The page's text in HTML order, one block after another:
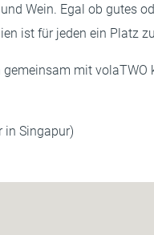
Wein. Egal ob gutes
ist für jeden ein Platz
gemeinsam mit
in Singapur)